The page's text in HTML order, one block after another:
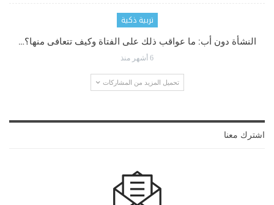
تربية ذكية
النشأة دون أب: ما عواقب ذلك على الفتاة وكيف تتعافى منها؟…
6 أشهر منذ
تحميل المزيد من المشاركات
اشترك معنا